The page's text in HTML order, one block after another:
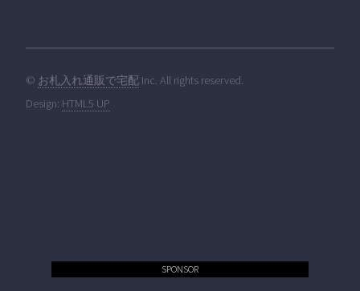
© お札入れ通販で宅配 Inc. All rights reserved.
Design: HTML5 UP
SPONSOR